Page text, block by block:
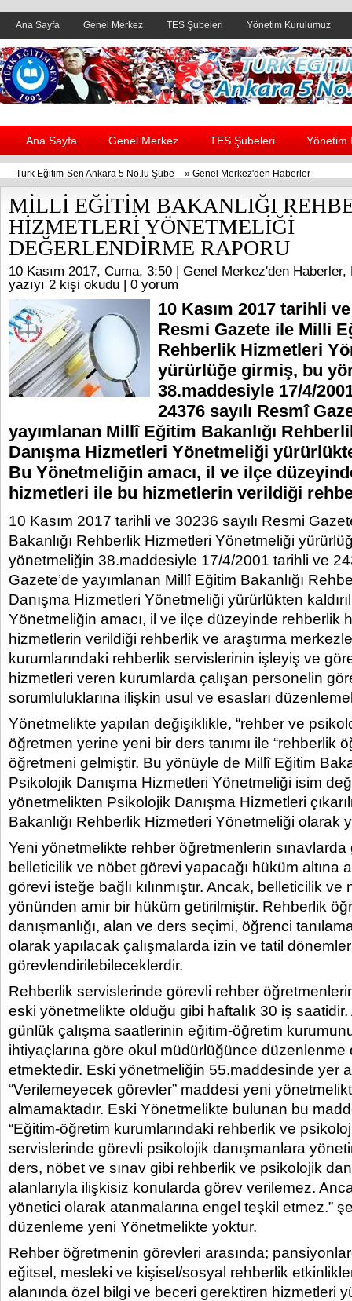
Ana Sayfa Genel Merkez TES Şubeleri Yönetim Kurulumuz
Header yanı reklam alanı
Ana Sayfa Genel Merkez TES Şubeleri Yönetim
Türk Eğitim-Sen Ankara 5 No.lu Şube » Genel Merkez'den Haberler
MİLLİ EĞİTİM BAKANLIĞI
HİZMETLERİ YÖNETMELİĞİ
DEĞERLENDİRME RAPORU
10 Kasım 2017, Cuma, 3:50 | Genel Merkez'den Haberler,
yazıyı 2 kişi okudu | 0 yorum
10 Kasım 2017 tarihli ve
Resmi Gazete ile Milli
Rehberlik Hizmetleri
yürürlüğe girmiş, bu
38.maddesiyle 17/4/
24376 sayılı Resmî
yayımlanan Millî Eğitim Bakanlığı
Danışma Hizmetleri Yönetmeliği
Bu Yönetmeliğin amacı, il ve ilçe
hizmetleri ile bu hizmetlerin verildiği
10 Kasım 2017 tarihli ve 30236 sayılı Resmi
Bakanlığı Rehberlik Hizmetleri Yönetmeliği
yönetmeliğin 38.maddesiyle 17/4/2001 tarihli ve
Gazete’de yayımlanan Millî Eğitim Bakanlığı
Danışma Hizmetleri Yönetmeliği yürürlükten
Yönetmeliğin amacı, il ve ilçe düzeyinde rehberlik
hizmetlerin verildiği rehberlik ve araştırma
kurumlarındaki rehberlik servislerinin işleyiş ve
hizmetleri veren kurumlarda çalışan personelin
sorumluluklarına ilişkin usul ve esasları
Yönetmelikte yapılan değişiklikle, “rehber ve
öğretmen yerine yeni bir ders tanımı ile “rehberlik
öğretmeni gelmiştir. Bu yönüyle de Millî Eğitim
Psikolojik Danışma Hizmetleri Yönetmeliği isim
yönetmelikten Psikolojik Danışma Hizmetleri
Bakanlığı Rehberlik Hizmetleri Yönetmeliği olarak
Yeni yönetmelikte rehber öğretmenlerin
belleticilik ve nöbet görevi yapacağı hüküm altına
görevi isteğe bağlı kılınmıştır. Ancak, belleticilik
yönünden amir bir hüküm getirilmiştir. Rehberlik
danışmanlığı, alan ve ders seçimi, öğrenci
olarak yapılacak çalışmalarda izin ve tatil
görevlendirilebileceklerdir.
Rehberlik servislerinde görevli rehber
eski yönetmelikte olduğu gibi haftalık 30 iş saatidir.
günlük çalışma saatlerinin eğitim-öğretim
ihtiyaçlarına göre okul müdürlüğünce
etmektedir. Eski yönetmeliğin 55.maddesinde yer
“Verilemeyecek görevler” maddesi yeni
almamaktadır. Eski Yönetmelikte bulunan bu
“Eğitim-öğretim kurumlarındaki rehberlik ve
servislerinde görevli psikolojik danışmanlara
ders, nöbet ve sınav gibi rehberlik ve psikolojik
alanlarıyla ilişkisiz konularda görev verilemez.
yönetici olarak atanmalarına engel teşkil etmez.”
düzenleme yeni Yönetmelikte yoktur.
Rehber öğretmenin görevleri arasında;
eğitsel, mesleki ve kişisel/sosyal rehberlik
alanında özel bilgi ve beceri gerektiren hizmetleri